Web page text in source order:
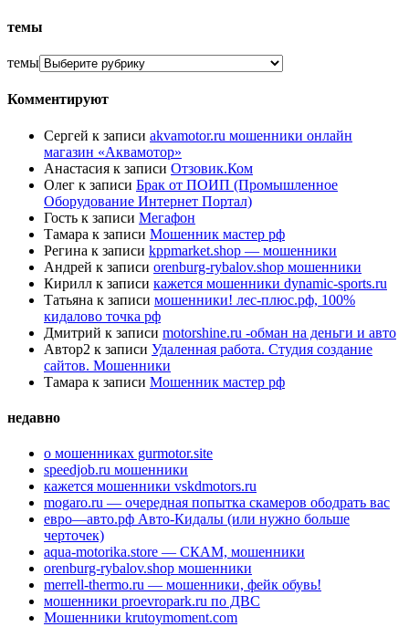
темы
темы
Комментируют
Сергей к записи akvamotor.ru мошенники онлайн
магазин «Аквамотор»
Анастасия к записи Отзовик.Ком
Олег к записи Брак от ПОИП (Промышленное
Оборудование Интернет Портал)
Гость к записи Мегафон
Тамара к записи Мошенник мастер рф
Регина к записи kppmarket.shop — мошенники
Андрей к записи orenburg-rybalov.shop мошенники
Кирилл к записи кажется мошенники dynamic-sports.ru
Татьяна к записи мошенники! лес-плюс.рф, 100%
кидалово точка рф
Дмитрий к записи motorshine.ru -обман на деньги и авто
Автор2 к записи Удаленная работа. Студия создание
сайтов. Мошенники
Тамара к записи Мошенник мастер рф
недавно
о мошенниках gurmotor.site
speedjob.ru мошенники
кажется мошенники vskdmotors.ru
mogaro.ru — очередная попытка скамеров ободрать вас
евро—авто.рф Авто-Кидалы (или нужно больше
черточек)
aqua-motorika.store — СКАМ, мошенники
orenburg-rybalov.shop мошенники
merrell-thermo.ru — мошенники, фейк обувь!
мошенники proevropark.ru по ДВС
Мошенники krutoymoment.com